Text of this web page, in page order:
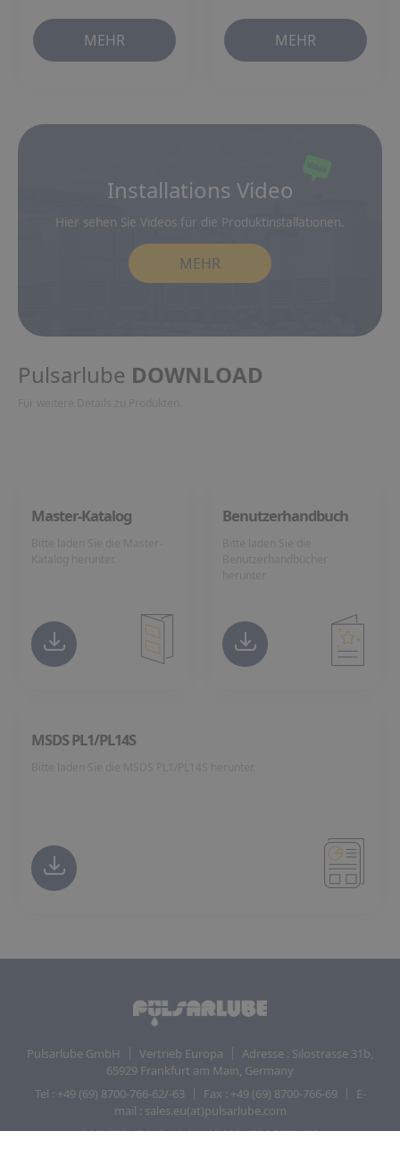
MEHR MEHR
Installations Video
Hier sehen Sie Videos für die Produktinstallationen.
MEHR
Pulsarlube DOWNLOAD
Master-Katalog Benutzerhandbuch
MSDS PL1/PL14S
Pulsarlube GmbH Vertrieb Europa
Adresse : Silostrasse 31b,
65929 Frankfurt am Main, Germany
Tel : +49 (69) 8700-766-62/-63
Fax : +49 (69) 8700-766-69
E-
mail : sales.eu(at)pulsarlube.com
COPYRIGHT Pulsarlube. All RIGHTS RESERVED.